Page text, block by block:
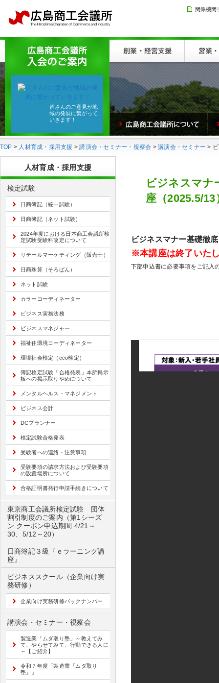
皆さんのご意見が地
域の発展に繋がって
いきます！
TOP > 人材育成・採用支援 >講演会・セミナー・視察会 >講演会・セミナー >
ビジネスマナ
座（2025.5/13
ビジネスマナー基礎徹
※本講座は終了いた
下部申込書に必要事項をご記入
人材育成・採用支援
検定試験
日商簿記（統一試験）
日商簿記（ネット試験）
2024年度における日本商工会議所検
定試験受験料改定について
リテールマーケティング（販売士）
日商珠算（そろばん）
ネット試験
カラーコーディネーター
ビジネス実務法務
ビジネスマネジャー
福祉住環境コーディネーター
環境社会検定（eco検定）
簿記検定試験「合格発表」本所掲示
板への掲示取りやめについて
メンタルヘルス・マネジメント
ビジネス会計
DCプランナー
検定試験合格発表
受験者への連絡・注意事項
受験要項の請求方法および受験要項
の設置場所について
合格証明書発行申請手続きについて
東京商工会議所検定試験 団体
割引制度のご案内（第1シーズ
ン クーポン申込期間 4/21～
30、5/12～20）
日商簿記３級『ｅラーニング講
座』
ビジネススクール（企業向け実
務研修）
企業向け実務研修バックナンバー
講演会・セミナー・視察会
製造業「ムダ取り塾」～教えてみ
て、やらせてみて、行動できる人に
～【ご紹介】
令和７年度「製造業『ムダ取り
塾』」